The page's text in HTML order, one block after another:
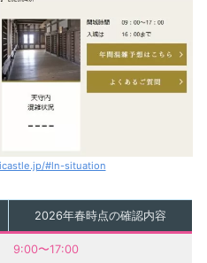
#ln-situation
2026年春時点の確認内容
9:00〜17:00